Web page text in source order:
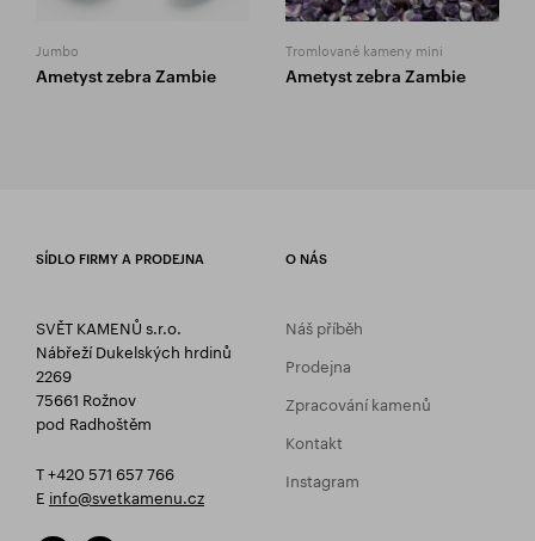
Jumbo
Ametyst zebra Zambie
Tromlované kameny mini
Ametyst zebra Zambie
SÍDLO FIRMY A PRODEJNA
SVĚT KAMENŮ s.r.o.
Nábřeží Dukelských hrdinů
2269
75661 Rožnov
pod Radhoštěm
T +420 571 657 766
E info@svetkamenu.cz
O NÁS
Náš příběh
Prodejna
Zpracování kamenů
Kontakt
Instagram